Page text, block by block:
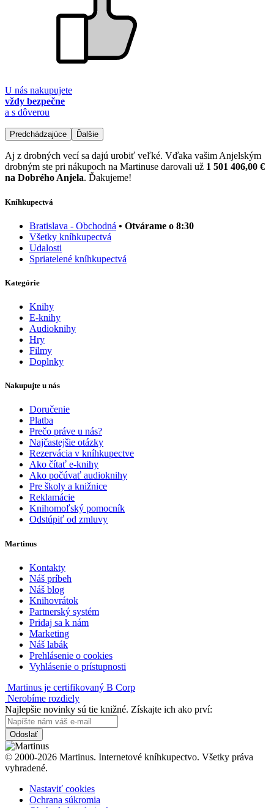
U nás nakupujete
vždy bezpečne
a s dôverou
Predchádzajúce Ďalšie
Aj z drobných vecí sa dajú urobiť veľké. Vďaka vašim Anjelským
drobným ste pri nákupoch na Martinuse darovali už 1 501 406,00 €
na Dobrého Anjela. Ďakujeme!
Kníhkupectvá
Bratislava - Obchodná • Otvárame o 8:30
Všetky kníhkupectvá
Udalosti
Spriatelené kníhkupectvá
Kategórie
Knihy
E-knihy
Audioknihy
Hry
Filmy
Doplnky
Nakupujte u nás
Doručenie
Platba
Prečo práve u nás?
Najčastejšie otázky
Rezervácia v kníhkupectve
Ako čítať e-knihy
Ako počúvať audioknihy
Pre školy a knižnice
Reklamácie
Knihomoľský pomocník
Odstúpiť od zmluvy
Martinus
Kontakty
Náš príbeh
Náš blog
Knihovrátok
Partnerský systém
Pridaj sa k nám
Marketing
Náš labák
Prehlásenie o cookies
Vyhlásenie o prístupnosti
Martinus je certifikovaný B Corp
Nerobíme rozdiely
Najlepšie novinky sú tie knižné. Získajte ich ako prví:
Odoslať
© 2000-2026 Martinus. Internetové kníhkupectvo. Všetky práva
vyhradené.
Nastaviť cookies
Ochrana súkromia